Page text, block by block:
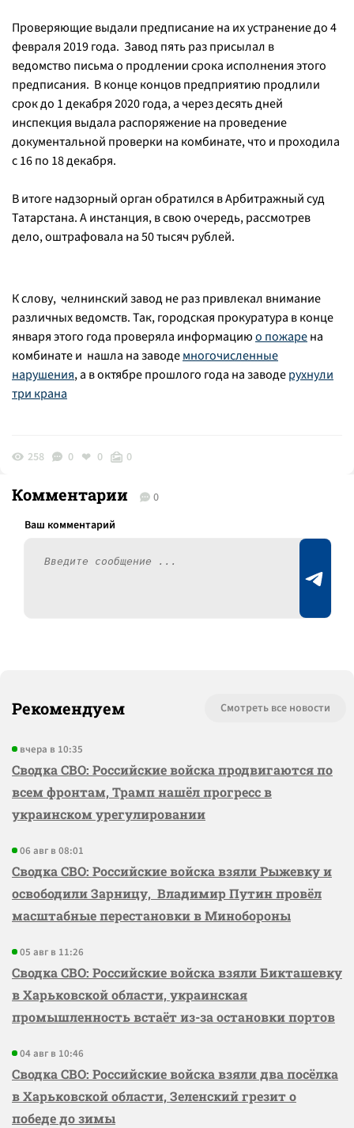
Проверяющие выдали предписание на их устранение до 4
февраля 2019 года. Завод пять раз присылал в
ведомство письма о продлении срока исполнения этого
предписания. В конце концов предприятию продлили
срок до 1 декабря 2020 года, а через десять дней
инспекция выдала распоряжение на проведение
документальной проверки на комбинате, что и проходила
с 16 по 18 декабря.
В итоге надзорный орган обратился в Арбитражный суд
Татарстана. А инстанция, в свою очередь, рассмотрев
дело, оштрафовала на 50 тысяч рублей.
К слову, челнинский завод не раз привлекал внимание
различных ведомств. Так, городская прокуратура в конце
января этого года проверяла информациюо пожарена
комбинате и нашла на заводемногочисленные
нарушения, а в октябре прошлого года на заводерухнули
три крана
258 0 0 0
Комментарии 0
Рекомендуем Смотреть все новости
вчера в 10:35
Сводка СВО: Российские войска продвигаются по
всем фронтам, Трамп нашёл прогресс в
украинском урегулировании
06 авг в 08:01
Сводка СВО: Российские войска взяли Рыжевку и
освободили Зарницу, Владимир Путин провёл
масштабные перестановки в Минобороны
05 авг в 11:26
Сводка СВО: Российские войска взяли Бикташевку
в Харьковской области, украинская
промышленность встаёт из-за остановки портов
04 авг в 10:46
Сводка СВО: Российские войска взяли два посёлка
в Харьковской области, Зеленский грезит о
победе до зимы